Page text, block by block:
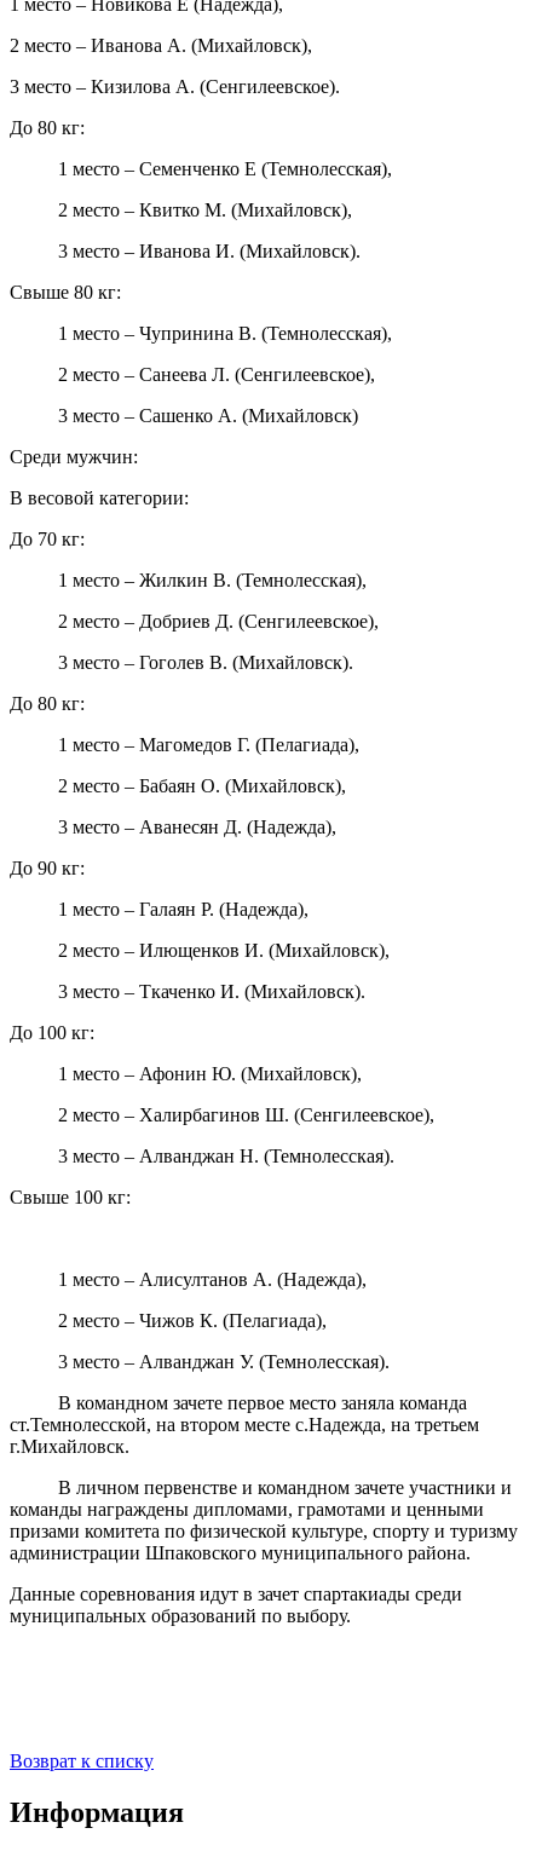
1 место – Новикова Е (Надежда),
2 место – Иванова А. (Михайловск),
3 место – Кизилова А. (Сенгилеевское).
До 80 кг:
1 место – Семенченко Е (Темнолесская),
2 место – Квитко М. (Михайловск),
3 место – Иванова И. (Михайловск).
Свыше 80 кг:
1 место – Чупринина В. (Темнолесская),
2 место – Санеева Л. (Сенгилеевское),
3 место – Сашенко А. (Михайловск)
Среди мужчин:
В весовой категории:
До 70 кг:
1 место – Жилкин В. (Темнолесская),
2 место – Добриев Д. (Сенгилеевское),
3 место – Гоголев В. (Михайловск).
До 80 кг:
1 место – Магомедов Г. (Пелагиада),
2 место – Бабаян О. (Михайловск),
3 место – Аванесян Д. (Надежда),
До 90 кг:
1 место – Галаян Р. (Надежда),
2 место – Илющенков И. (Михайловск),
3 место – Ткаченко И. (Михайловск).
До 100 кг:
1 место – Афонин Ю. (Михайловск),
2 место – Халирбагинов Ш. (Сенгилеевское),
3 место – Алванджан Н. (Темнолесская).
Свыше 100 кг:
1 место – Алисултанов А. (Надежда),
2 место – Чижов К. (Пелагиада),
3 место – Алванджан У. (Темнолесская).
В командном зачете первое место заняла команда
ст.Темнолесской, на втором месте с.Надежда, на третьем
г.Михайловск.
В личном первенстве и командном зачете участники и
команды награждены дипломами, грамотами и ценными
призами комитета по физической культуре, спорту и туризму
администрации Шпаковского муниципального района.
Данные соревнования идут в зачет спартакиады среди
муниципальных образований по выбору.
Возврат к списку
Информация